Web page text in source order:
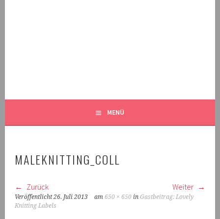
MENÜ
MALEKNITTING_COLL
Zurück Weiter
Veröffentlicht26. Juli 2013 am 650 × 650 inGastbeitrag: Lovely
Knitting Labels